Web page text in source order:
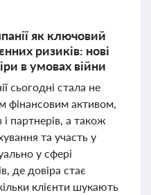
як ключовий
ризиків: нові
в умовах війни
сьогодні стала не
фінансовим активом,
і партнерів, а також
та участь у
у сфері
де довіра стає
клієнти шукають